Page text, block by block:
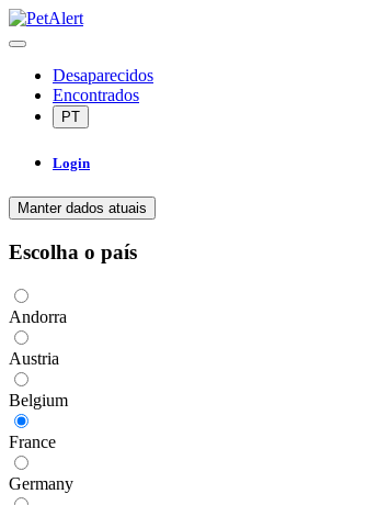
Desaparecidos
Encontrados
PT
Login
Manter dados atuais
Escolha o país
Andorra
Austria
Belgium
France
Germany